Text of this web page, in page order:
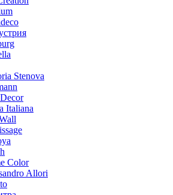
Stenova
Italiana
Color
Allori